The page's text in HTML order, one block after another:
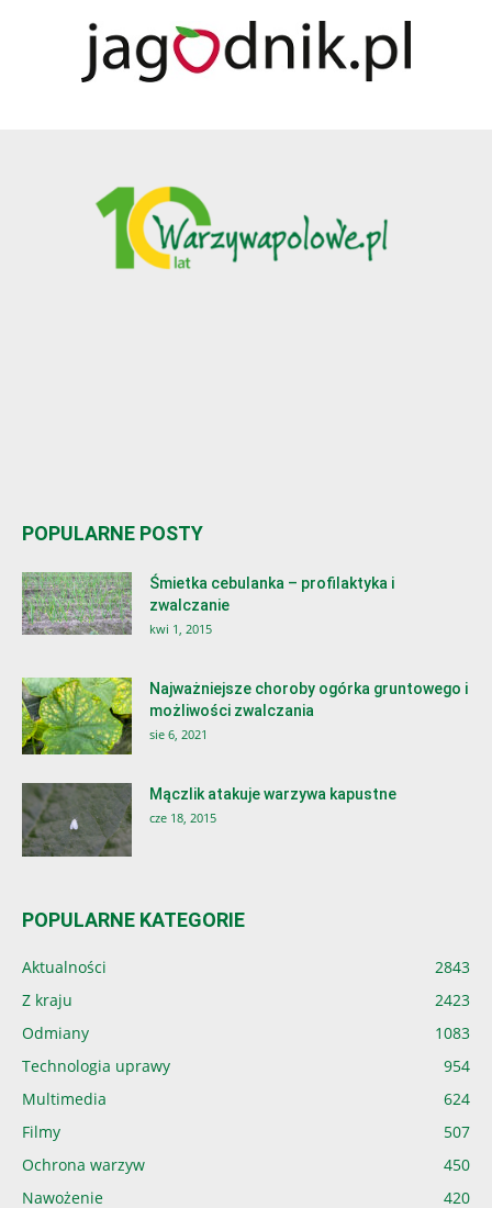
POPULARNE POSTY
Śmietka cebulanka – profilaktyka i
zwalczanie
kwi 1, 2015
Najważniejsze choroby ogórka gruntowego i
możliwości zwalczania
sie 6, 2021
Mączlik atakuje warzywa kapustne
cze 18, 2015
POPULARNE KATEGORIE
Aktualności
2843
Z kraju
2423
Odmiany
1083
Technologia uprawy
954
Multimedia
624
Filmy
507
Ochrona warzyw
450
Nawożenie
420